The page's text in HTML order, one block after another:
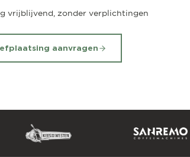
vrijblijvend, zonder verplichtingen
aanvragen